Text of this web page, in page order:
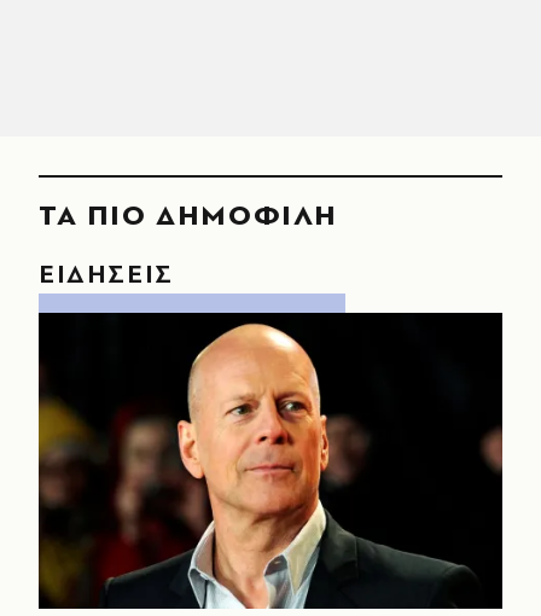
ΤΑ ΠΙΟ ΔΗΜΟΦΙΛΗ
ΕΙΔΗΣΕΙΣ